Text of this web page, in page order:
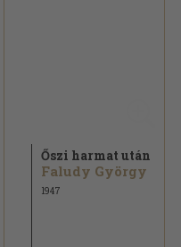
Őszi harmat után
Faludy György
1947